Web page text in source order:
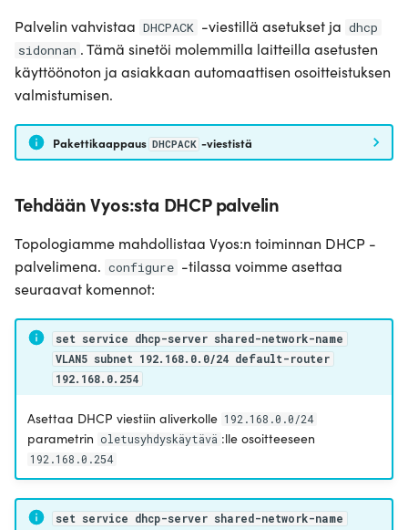
Palvelin vahvistaa DHCPACK -viestillä asetukset ja dhcp
sidonnan . Tämä sinetöi molemmilla laitteilla asetusten
käyttöönoton ja asiakkaan automaattisen osoitteistuksen
valmistumisen.
Pakettikaappaus DHCPACK -viestistä
Tehdään Vyos:sta DHCP palvelin
Topologiamme mahdollistaa Vyos:n toiminnan DHCP -
palvelimena. configure -tilassa voimme asettaa
seuraavat komennot:
set service dhcp-server shared-network-name
VLAN5 subnet 192.168.0.0/24 default-router
192.168.0.254
Asettaa DHCP viestiin aliverkolle 192.168.0.0/24
parametrin oletusyhdyskäytävä :lle osoitteeseen
192.168.0.254
set service dhcp-server shared-network-name